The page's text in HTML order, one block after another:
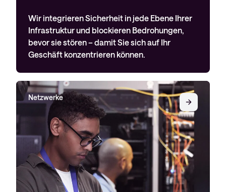
Wir integrieren Sicherheit in jede Ebene Ihrer
Infrastruktur und blockieren Bedrohungen,
bevor sie stören – damit Sie sich auf Ihr
Geschäft konzentrieren können.
Netzwerke